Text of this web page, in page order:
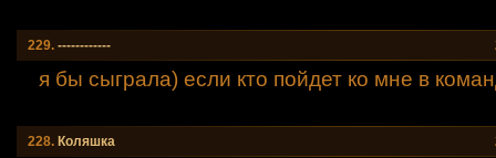
229. ------------
я бы сыграла) если кто пойдет ко мне в
228. Коляшка